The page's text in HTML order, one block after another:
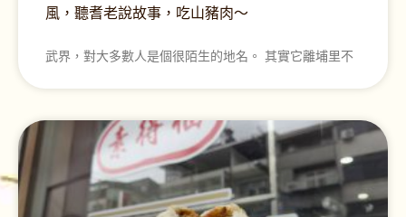
風，聽耆老說故事，吃山豬肉～
武界，對大多數人是個很陌生的地名。 其實它離埔里不